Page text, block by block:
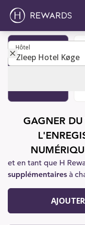
Hôtel
Hôtel
GAGNER DU
et en tant que H
supplémentaires à